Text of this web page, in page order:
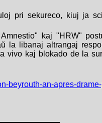
pri sekureco, kiuj ja
kaj "HRW"
la libanaj altrangaj
vivo kaj blokado de la
beyrouth-an-apres-